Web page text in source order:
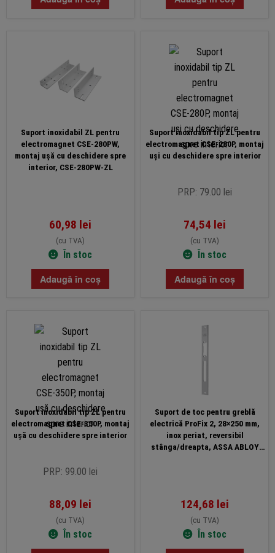
Suport inoxidabil ZL pentru
electromagnet CSE-280PW,
montaj ușă cu deschidere spre
interior, CSE-280PW-ZL
60,98 lei
(cu TVA)
În stoc
Adaugă în coș
Suport inoxidabil tip ZL pentru
electromagnet CSE-280P, montaj
uși cu deschidere spre interior
PRP: 79.00 lei
74,54 lei
(cu TVA)
În stoc
Adaugă în coș
Suport inoxidabil tip ZL pentru
electromagnet CSE-350P, montaj
ușă cu deschidere spre interior
PRP: 99.00 lei
88,09 lei
(cu TVA)
În stoc
Suport de toc pentru greblă
electrică ProFix 2, 28×250 mm,
inox periat, reversibil
stânga/dreapta, ASSA ABLOY
124,68 lei
(cu TVA)
În stoc